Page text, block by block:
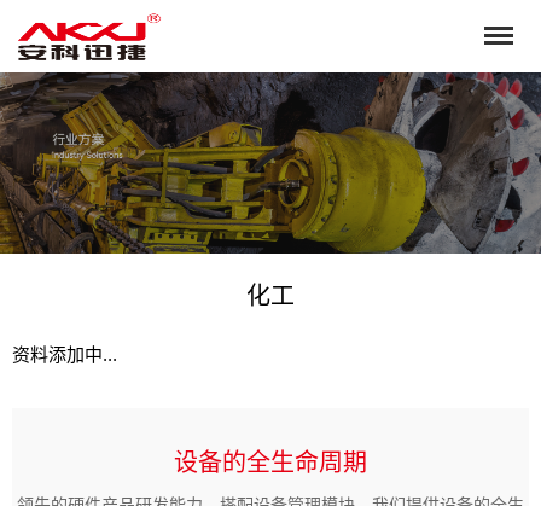
化工
资料添加中...
设备的全生命周期